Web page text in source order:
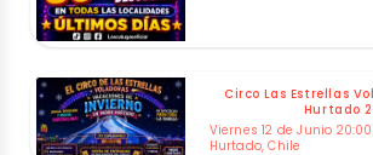
Circo Las Estrellas
Hurtado
Viernes 12 de Junio
Hurtado, Chile